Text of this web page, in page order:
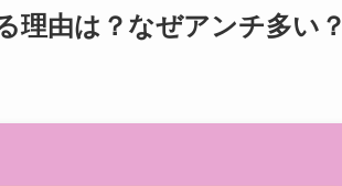
理由は？なぜアンチ多い？